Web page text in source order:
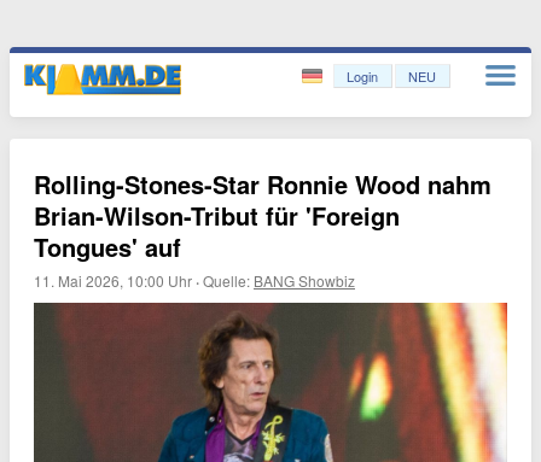
Login NEU
Rolling-Stones-Star Ronnie Wood nahm
Brian-Wilson-Tribut für 'Foreign
Tongues' auf
11. Mai 2026, 10:00 Uhr ·Quelle: BANG Showbiz